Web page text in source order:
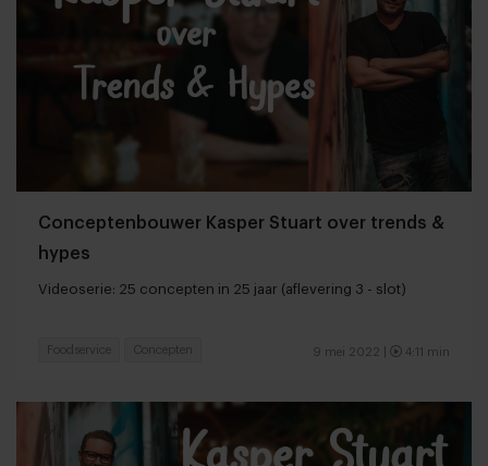
Conceptenbouwer Kasper Stuart over trends &
hypes
Videoserie: 25 concepten in 25 jaar (aflevering 3 - slot)
9 mei 2022 | 4:11 min
Foodservice Concepten